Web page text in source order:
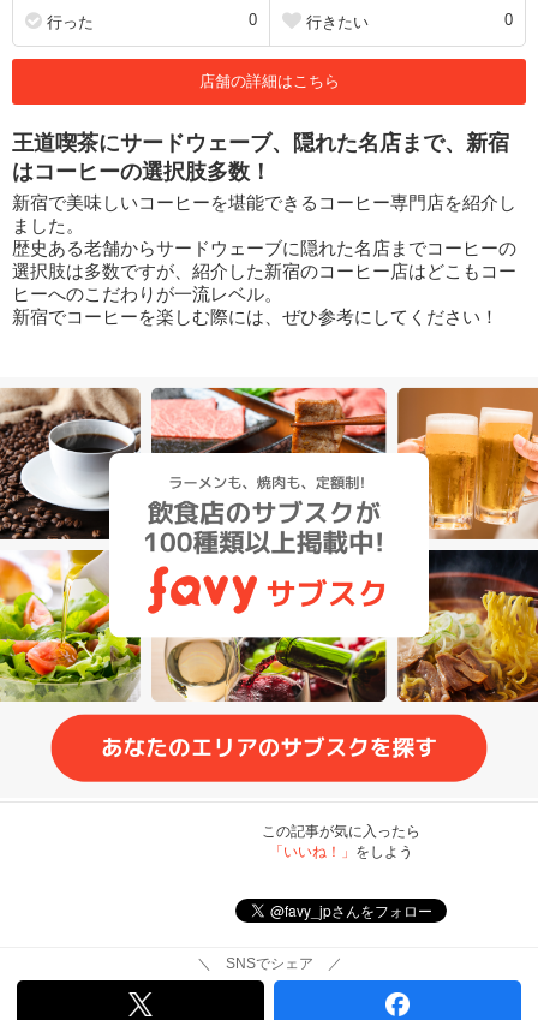
行った 0 行きたい 0
店舗の詳細はこちら
王道喫茶にサードウェーブ、隠れた名店まで、新宿
はコーヒーの選択肢多数！
新宿で美味しいコーヒーを堪能できるコーヒー専門店を紹介し
ました。
歴史ある老舗からサードウェーブに隠れた名店までコーヒーの
選択肢は多数ですが、紹介した新宿のコーヒー店はどこもコー
ヒーへのこだわりが一流レベル。
新宿でコーヒーを楽しむ際には、ぜひ参考にしてください！
この記事が気に入ったら
「いいね！」 をしよう
＼ SNSでシェア ／